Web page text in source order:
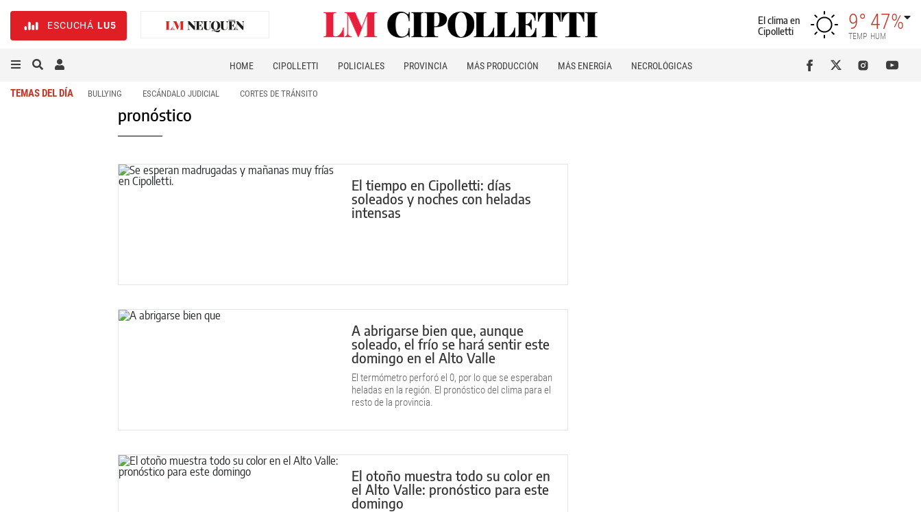
ESCUCHÁ LU5
El clima en
Cipolletti
9°
TEMP
47%
HUM
HOME CIPOLLETTI POLICIALES PROVINCIA MÁS PRODUCCIÓN MÁS ENERGÍA NECROLÓGICAS
TEMAS DEL DÍA BULLYING ESCÁNDALO JUDICIAL CORTES DE TRÁNSITO
pronóstico
El tiempo en Cipolletti: días
soleados y noches con heladas
intensas
A abrigarse bien que, aunque
soleado, el frío se hará sentir este
domingo en el Alto Valle
El termómetro perforó el 0, por lo que se esperaban
heladas en la región. El pronóstico del clima para el
resto de la provincia.
El otoño muestra todo su color en
el Alto Valle: pronóstico para este
domingo